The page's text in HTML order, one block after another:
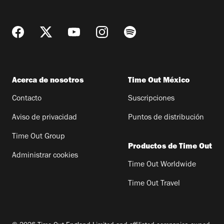
Acerca de nosotros
Contacto
Aviso de privacidad
Time Out Group
Administrar cookies
Time Out México
Suscripciones
Puntos de distribución
Productos de Time Out
Time Out Worldwide
Time Out Travel